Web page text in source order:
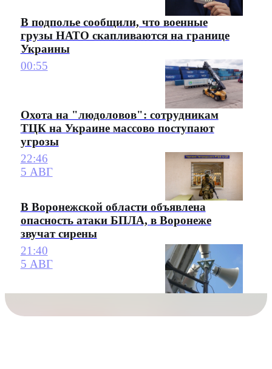
В подполье сообщили, что военные
грузы НАТО скапливаются на границе
Украины
00:55
Охота на "людоловов": сотрудникам
ТЦК на Украине массово поступают
угрозы
22:46
5 АВГ
В Воронежской области объявлена
опасность атаки БПЛА, в Воронеже
звучат сирены
21:40
5 АВГ